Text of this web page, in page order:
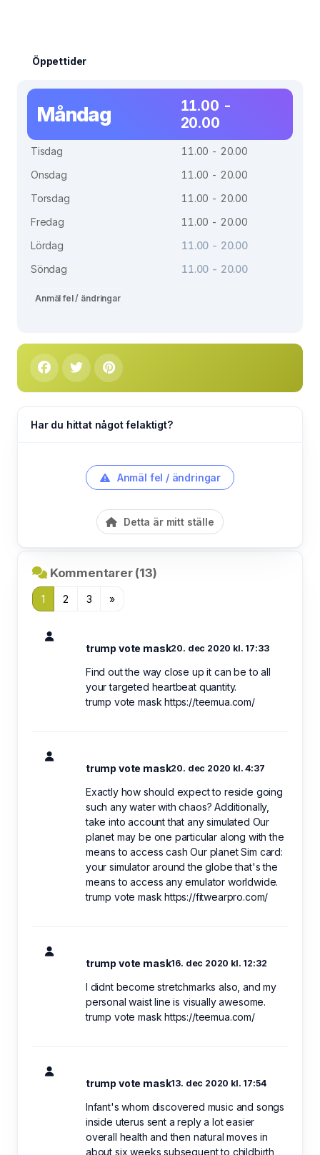
Öppettider
Måndag
11.00 -
20.00
Tisdag
11.00 - 20.00
Onsdag
11.00 - 20.00
Torsdag
11.00 - 20.00
Fredag
11.00 - 20.00
Lördag
11.00 - 20.00
Söndag
11.00 - 20.00
Anmäl fel / ändringar
Har du hittat något felaktigt?
Anmäl fel / ändringar
Detta är mitt ställe
Kommentarer (13)
1 2 3 »
trump vote mask20. dec 2020 kl. 17:33
Find out the way close up it can be to all
your targeted heartbeat quantity.
trump vote mask https://teemua.com/
trump vote mask20. dec 2020 kl. 4:37
Exactly how should expect to reside going
such any water with chaos? Additionally,
take into account that any simulated Our
planet may be one particular along with the
means to access cash Our planet Sim card:
your simulator around the globe that's the
means to access any emulator worldwide.
trump vote mask https://fitwearpro.com/
trump vote mask16. dec 2020 kl. 12:32
I didnt become stretchmarks also, and my
personal waist line is visually awesome.
trump vote mask https://teemua.com/
trump vote mask13. dec 2020 kl. 17:54
Infant's whom discovered music and songs
inside uterus sent a reply a lot easier
overall health and then natural moves in
about six weeks subsequent to childbirth,